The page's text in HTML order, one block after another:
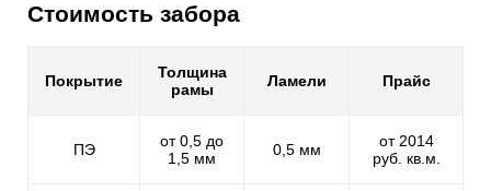
Стоимость забора
Покрытие
Толщина
рамы
Ламели Прайс
ПЭ
от 0,5 до
1,5 мм
0,5 мм
от 2014
руб. кв.м.